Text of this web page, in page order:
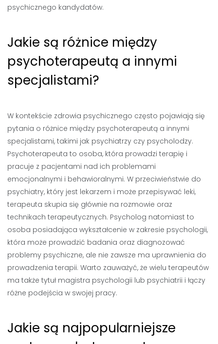
psychicznego kandydatów.
Jakie są różnice między
psychoterapeutą a innymi
specjalistami?
W kontekście zdrowia psychicznego często pojawiają się
pytania o różnice między psychoterapeutą a innymi
specjalistami, takimi jak psychiatrzy czy psycholodzy.
Psychoterapeuta to osoba, która prowadzi terapię i
pracuje z pacjentami nad ich problemami
emocjonalnymi i behawioralnymi. W przeciwieństwie do
psychiatry, który jest lekarzem i może przepisywać leki,
terapeuta skupia się głównie na rozmowie oraz
technikach terapeutycznych. Psycholog natomiast to
osoba posiadająca wykształcenie w zakresie psychologii,
która może prowadzić badania oraz diagnozować
problemy psychiczne, ale nie zawsze ma uprawnienia do
prowadzenia terapii. Warto zauważyć, że wielu terapeutów
ma także tytuł magistra psychologii lub psychiatrii i łączy
różne podejścia w swojej pracy.
Jakie są najpopularniejsze